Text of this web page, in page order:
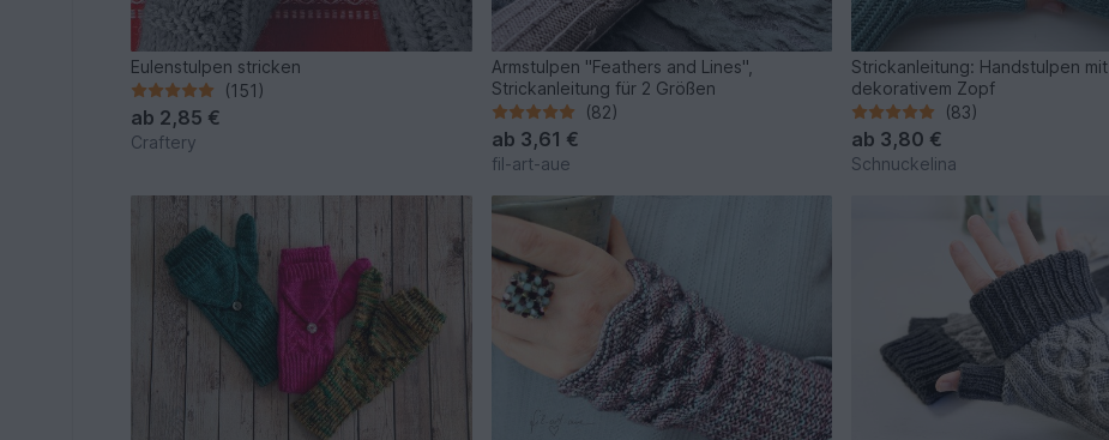
Eulenstulpen stricken
(151)
ab 2,85 €
Craftery
Armstulpen "Feathers and Lines",
Strickanleitung für 2 Größen
(82)
ab 3,61 €
fil-art-aue
Strickanleitung: Handstulpen mit
dekorativem Zopf
(83)
ab 3,80 €
Schnuckelina